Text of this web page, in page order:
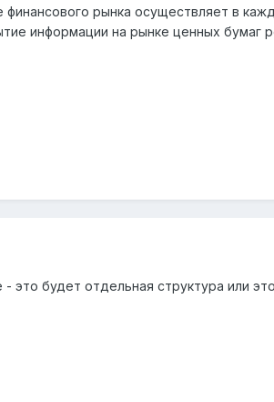
рынка осуществляет в
информации на рынке ценных
- это будет отдельная структура или